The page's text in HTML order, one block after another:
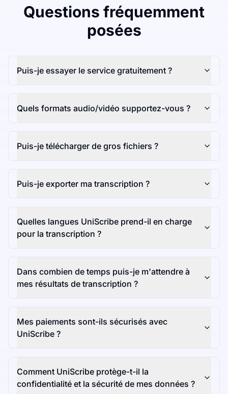
Questions fréquemment
posées
Puis-je essayer le service gratuitement ?
Quels formats audio/vidéo supportez-vous ?
Puis-je télécharger de gros fichiers ?
Puis-je exporter ma transcription ?
Quelles langues UniScribe prend-il en charge
pour la transcription ?
Dans combien de temps puis-je m'attendre à
mes résultats de transcription ?
Mes paiements sont-ils sécurisés avec
UniScribe ?
Comment UniScribe protège-t-il la
confidentialité et la sécurité de mes données ?